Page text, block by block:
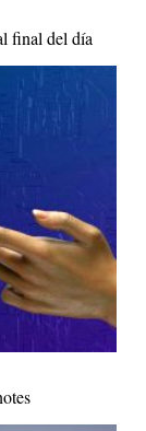
final del día